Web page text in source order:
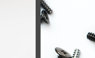
Bei uns